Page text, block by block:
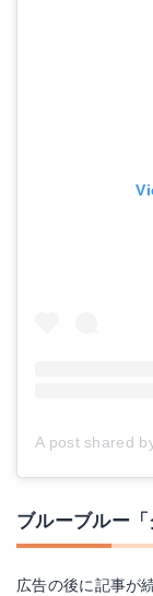
A post shared
ブルーブルー
広告の後に記事が